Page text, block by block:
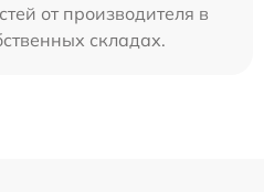
от производителя в
складах.